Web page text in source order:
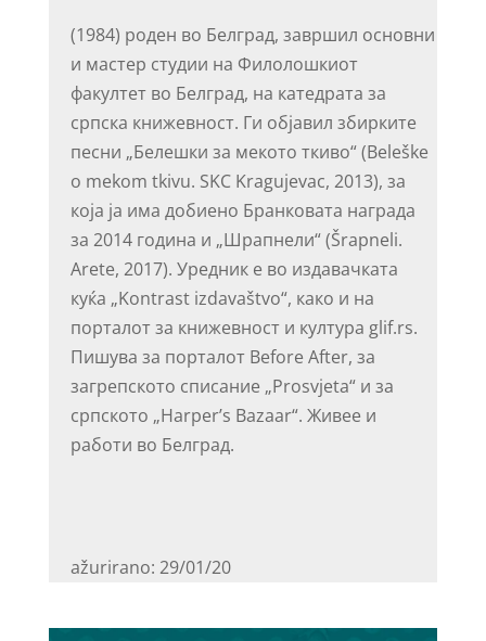
(1984) роден во Белград, завршил основни
и мастер студии на Филолошкиот
факултет во Белград, на катедрата за
српска книжевност. Ги објавил збирките
песни „Белешки за мекото ткиво“ (Beleške
o mekom tkivu. SKC Kragujevac, 2013), за
која ја има добиено Бранковата награда
за 2014 година и „Шрапнели“ (Šrapneli.
Arete, 2017). Уредник е во издавачката
куќа „Kontrast izdavaštvo“, како и на
порталот за книжевност и култура glif.rs.
Пишува за порталот Before After, за
загрепското списание „Prosvjeta“ и за
српското „Harper’s Bazaar“. Живее и
работи во Белград.
ažurirano: 29/01/20